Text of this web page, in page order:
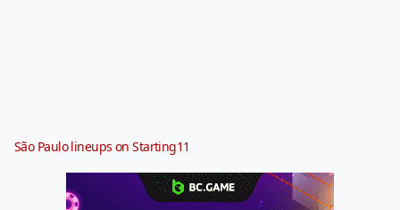
São Paulo lineups on Starting11